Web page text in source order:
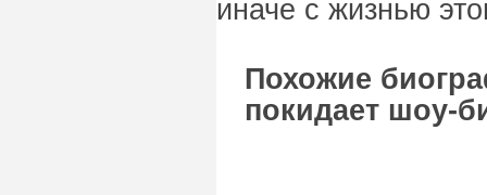
иначе с жизнью
Похожие
покидает шоу-